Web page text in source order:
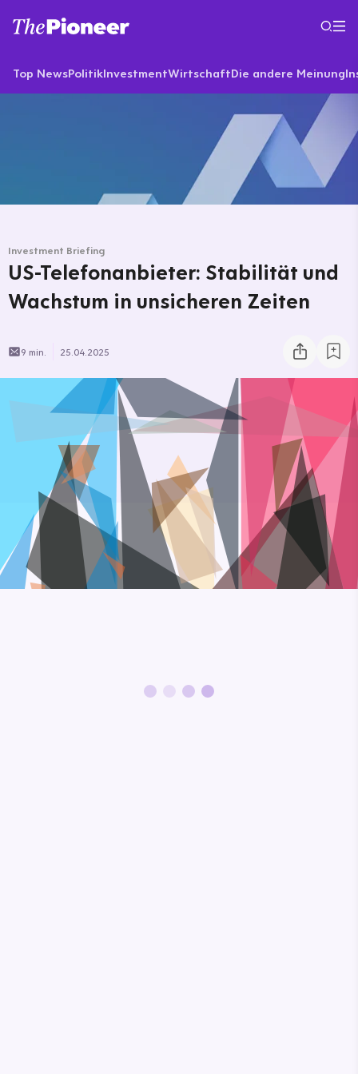
Top NewsPolitikInvestmentWirtschaftDie andere Meinung
Investment Briefing
US-Telefonanbieter: Stabilität und
Wachstum in unsicheren Zeiten
9 min. 25.04.2025